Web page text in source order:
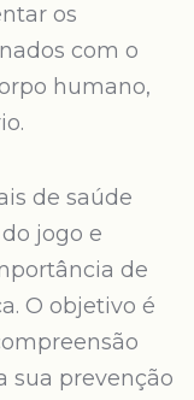
os
com o
humano,
de saúde
jogo e
de
O objetivo é
sua prevenção